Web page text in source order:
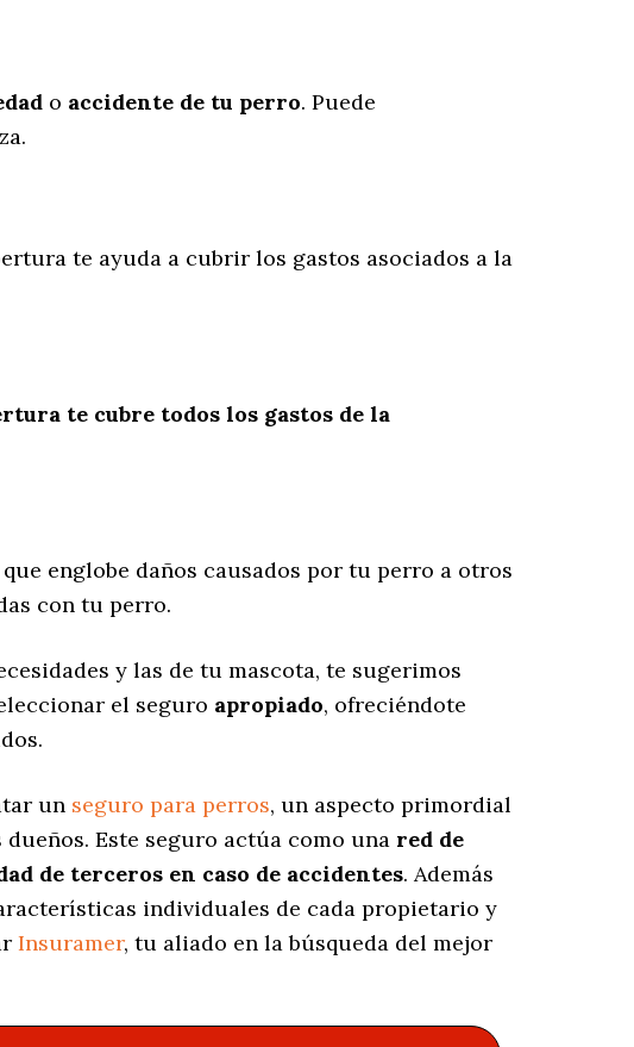
o accidente de tu perro. Puede
te ayuda a cubrir los gastos asociados a la
te cubre todos los gastos de la
que englobe daños causados por tu perro a otros
con tu perro.
y las de tu mascota, te sugerimos
el seguro apropiado, ofreciéndote
un seguro para perros, un aspecto primordial
Este seguro actúa como una red de
de terceros en caso de accidentes. Además
individuales de cada propietario y
Insuramer, tu aliado en la búsqueda del mejor